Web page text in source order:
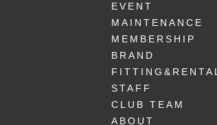
EVENT
MAINTENANCE
MEMBERSHIP
BRAND
FITTING&RENTAL
STAFF
CLUB TEAM
ABOUT